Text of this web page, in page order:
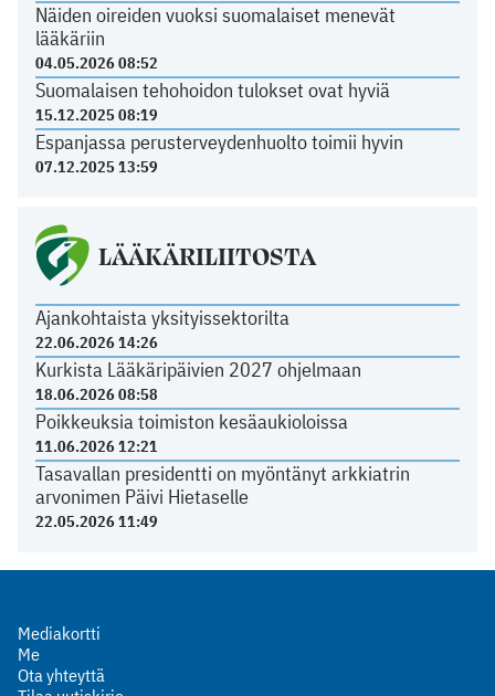
Näiden oireiden vuoksi suomalaiset menevät
lääkäriin
04.05.2026 08:52
Suomalaisen tehohoidon tulokset ovat hyviä
15.12.2025 08:19
Espanjassa perusterveydenhuolto toimii hyvin
07.12.2025 13:59
LÄÄKÄRILIITOSTA
Ajankohtaista yksityissektorilta
22.06.2026 14:26
Kurkista Lääkäripäivien 2027 ohjelmaan
18.06.2026 08:58
Poikkeuksia toimiston kesäaukioloissa
11.06.2026 12:21
Tasavallan presidentti on myöntänyt arkkiatrin
arvonimen Päivi Hietaselle
22.05.2026 11:49
Mediakortti
Me
Ota yhteyttä